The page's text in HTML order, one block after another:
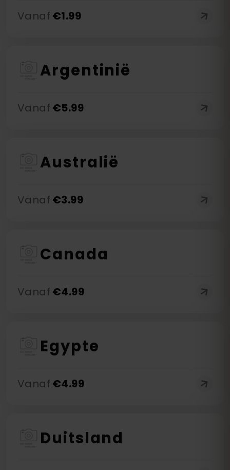
Vanaf €1.99
Argentinië
Vanaf €5.99
Australië
Vanaf €3.99
Canada
Vanaf €4.99
Egypte
Vanaf €4.99
Duitsland